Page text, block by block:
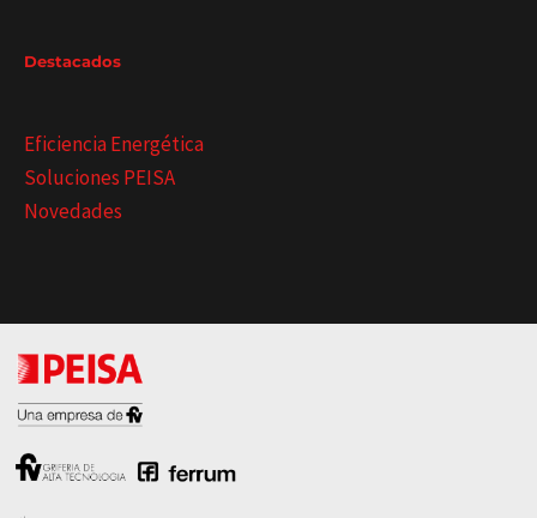
Destacados
Eficiencia Energética
Soluciones PEISA
Novedades